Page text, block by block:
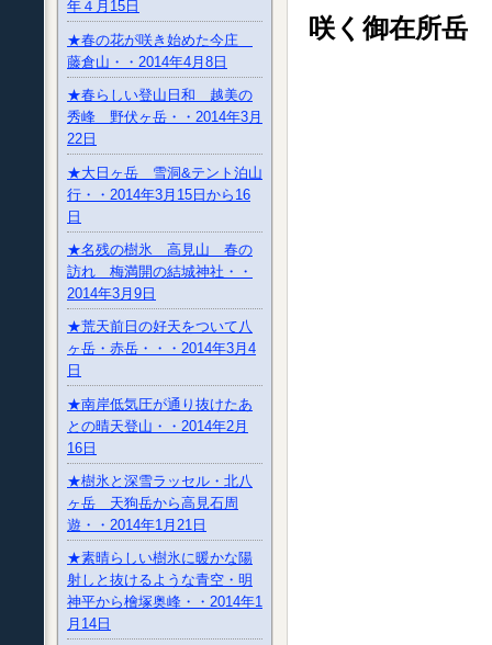
年４月15日
★春の花が咲き始めた今庄
藤倉山・・2014年4月8日
★春らしい登山日和 越美の
秀峰 野伏ヶ岳・・2014年3月
22日
★大日ヶ岳 雪洞&テント泊山
行・・2014年3月15日から16
日
★名残の樹氷 高見山 春の
訪れ 梅満開の結城神社・・
2014年3月9日
★荒天前日の好天をついて八
ヶ岳・赤岳・・・2014年3月4
日
★南岸低気圧が通り抜けたあ
との晴天登山・・2014年2月
16日
★樹氷と深雪ラッセル・北八
ヶ岳 天狗岳から高見石周
遊・・2014年1月21日
★素晴らしい樹氷に暖かな陽
射しと抜けるような青空・明
神平から檜塚奥峰・・2014年1
月14日
咲く御在所岳